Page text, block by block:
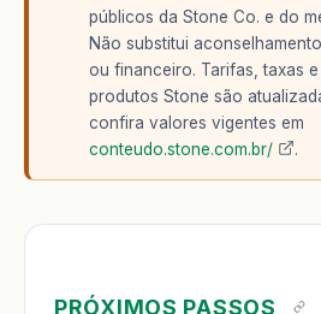
públicos da Stone Co. e do
Não substitui
ou financeiro. Tarifas, taxas
produtos Stone são
confira valores vigentes em
conteudo.stone.com.br/
.
PRÓXIMOS PASSOS